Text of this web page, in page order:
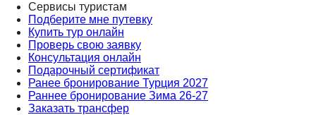
Сервисы туристам
Подберите мне путевку
Купить тур онлайн
Проверь свою заявку
Консультация онлайн
Подарочный сертификат
Ранее бронирование Турция 2027
Раннее бронирование Зима 26-27
Заказать трансфер